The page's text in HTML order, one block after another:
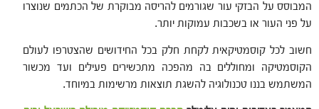
המבוסס על הבזקי עור שגורמים להריסה מבוקרת של הכתמים שנוצרו
על פני העור או בשכבות עמוקות יותר.
חשוב לכל קוסמטיקאית לקחת חלק בכל החידושים שהצטרפו לעולם
הקוסמטיקה ומחוללים בה מהפכה מתכשירים פעילים ועד מכשור
המשתמש בננו טכנולוגיה להשגת תוצאות מרשימות במיוחד.